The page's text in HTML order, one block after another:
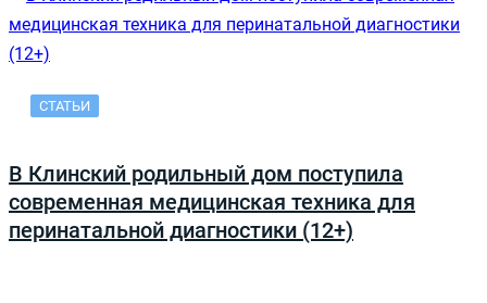
СТАТЬИ
В Клинский родильный дом поступила
современная медицинская техника для
перинатальной диагностики (12+)